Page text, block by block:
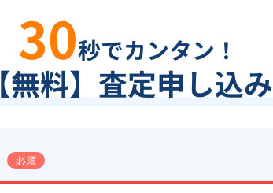
30秒でカンタン！
【無料】査定申し込み
必須